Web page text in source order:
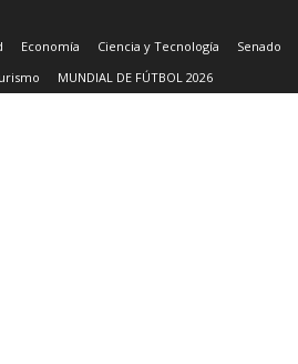
Economía Ciencia y Tecnología Senado
MUNDIAL DE FÚTBOL 2026